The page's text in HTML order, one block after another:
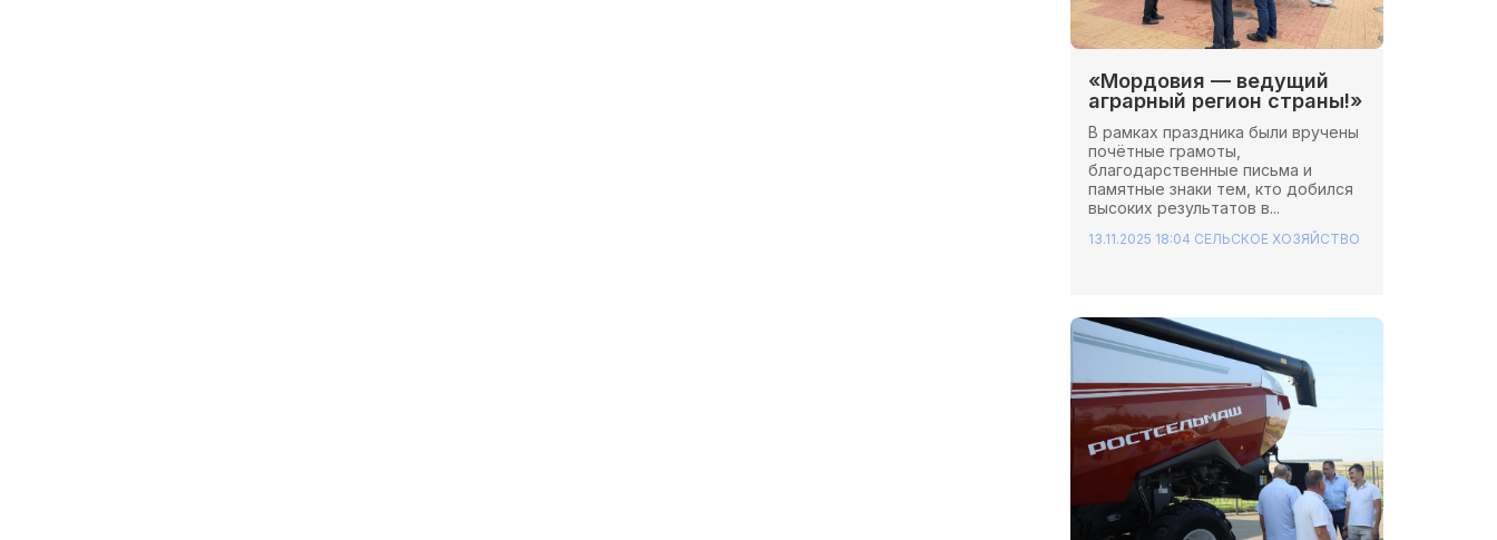
«Мордовия — ведущий
аграрный регион страны!»
В рамках праздника были вручены
почётные грамоты,
благодарственные письма и
памятные знаки тем, кто добился
высоких результатов в...
13.11.2025 18:04 СЕЛЬСКОЕ ХОЗЯЙСТВО